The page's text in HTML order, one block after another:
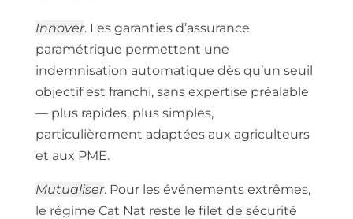
Innover.Les garanties d’assurance
paramétrique permettent une
indemnisation automatique dès qu’un seuil
objectif est franchi, sans expertise préalable
— plus rapides, plus simples,
particulièrement adaptées aux agriculteurs
et aux PME.
Mutualiser.Pour les événements extrêmes,
le régime Cat Nat reste le filet de sécurité